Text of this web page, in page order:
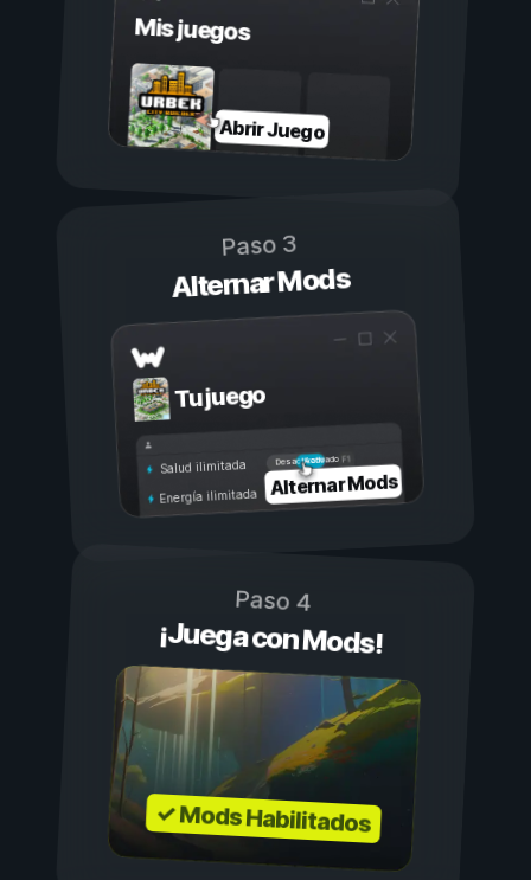
Mis juegos
Abrir Juego
Paso 3
Alternar Mods
Tu juego
Activado
Desactivado
Salud ilimitada
Energía ilimitada Alternar Mods
Paso 4
¡Juega con Mods!
✓ Mods Habilitados